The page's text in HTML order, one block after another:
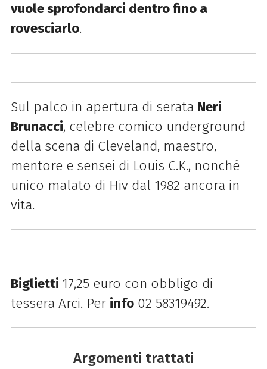
vuole sprofondarci dentro fino a
rovesciarlo.
Sul palco in apertura di serata Neri
Brunacci, celebre comico underground
della scena di Cleveland, maestro,
mentore e sensei di Louis C.K., nonché
unico malato di Hiv dal 1982 ancora in
vita.
Biglietti 17,25 euro con obbligo di
tessera Arci. Per info02 58319492.
Argomenti trattati